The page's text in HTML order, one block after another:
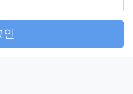
인